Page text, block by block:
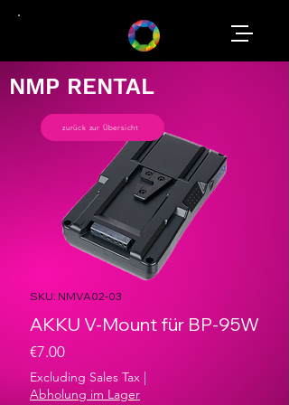
NMP RENTAL
SKU: NMVA02-03
AKKU V-Mount für BP-95W
€7.00Price
Excluding Sales Tax |
Abholung im Lager
zurück zur Übersicht